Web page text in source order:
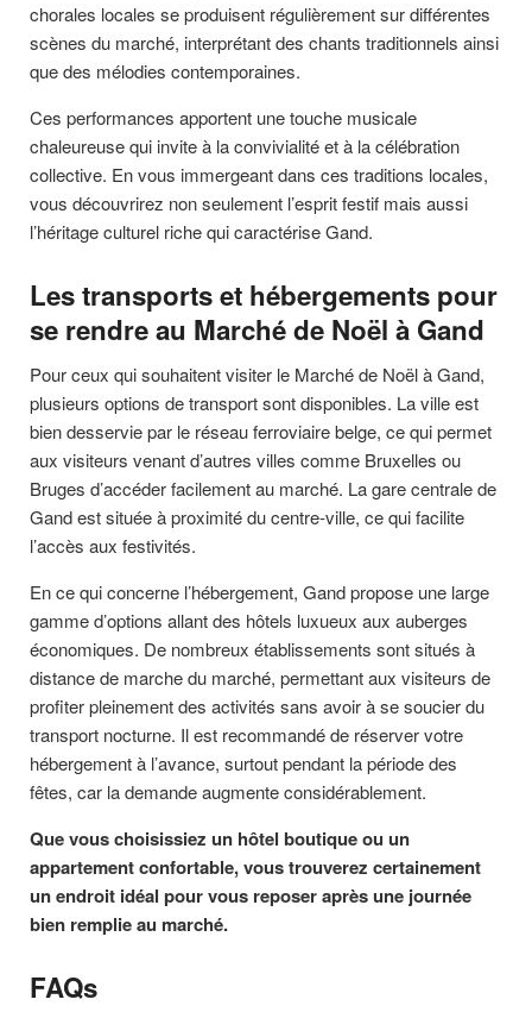
chorales locales se produisent régulièrement sur différentes
scènes du marché, interprétant des chants traditionnels ainsi
que des mélodies contemporaines.
Ces performances apportent une touche musicale
chaleureuse qui invite à la convivialité et à la célébration
collective. En vous immergeant dans ces traditions locales,
vous découvrirez non seulement l’esprit festif mais aussi
l’héritage culturel riche qui caractérise Gand.
Les transports et hébergements pour
se rendre au Marché de Noël à Gand
Pour ceux qui souhaitent visiter le Marché de Noël à Gand,
plusieurs options de transport sont disponibles. La ville est
bien desservie par le réseau ferroviaire belge, ce qui permet
aux visiteurs venant d’autres villes comme Bruxelles ou
Bruges d’accéder facilement au marché. La gare centrale de
Gand est située à proximité du centre-ville, ce qui facilite
l’accès aux festivités.
En ce qui concerne l’hébergement, Gand propose une large
gamme d’options allant des hôtels luxueux aux auberges
économiques. De nombreux établissements sont situés à
distance de marche du marché, permettant aux visiteurs de
profiter pleinement des activités sans avoir à se soucier du
transport nocturne. Il est recommandé de réserver votre
hébergement à l’avance, surtout pendant la période des
fêtes, car la demande augmente considérablement.
Que vous choisissiez un hôtel boutique ou un
appartement confortable, vous trouverez certainement
un endroit idéal pour vous reposer après une journée
bien remplie au marché.
FAQs